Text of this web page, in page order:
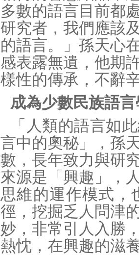
多數的語言目前都
研究者，我們應該
的語言。」孫天心
感表露無遺，他期
樣性的傳承，不辭
成為少數民族語
「人類的語言如
言中的奧秘」，孫
數，長年致力與研
來源是「興趣」，
思維的運作模式，
徑，挖掘乏人問津
妙，非常引人入勝
熱忱，在興趣的滋